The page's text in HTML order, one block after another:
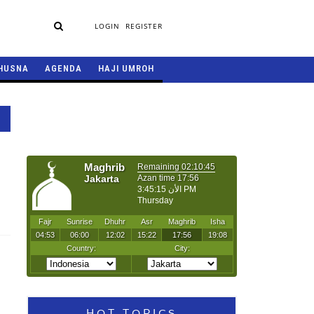
LOGIN REGISTER
AGENDA HAJI UMROH